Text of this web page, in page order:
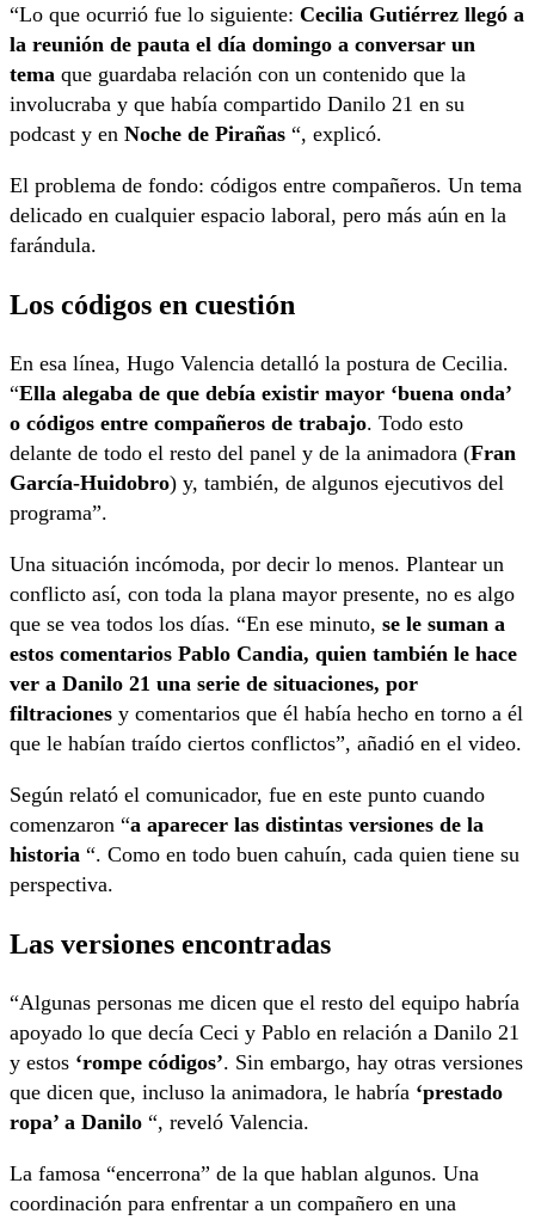
“Lo que ocurrió fue lo siguiente: Cecilia Gutiérrez llegó a
la reunión de pauta el día domingo a conversar un
tema que guardaba relación con un contenido que la
involucraba y que había compartido Danilo 21 en su
podcast y en Noche de Pirañas “, explicó.
El problema de fondo: códigos entre compañeros. Un tema
delicado en cualquier espacio laboral, pero más aún en la
farándula.
Los códigos en cuestión
En esa línea, Hugo Valencia detalló la postura de Cecilia.
“Ella alegaba de que debía existir mayor ‘buena onda’
o códigos entre compañeros de trabajo. Todo esto
delante de todo el resto del panel y de la animadora (Fran
García-Huidobro) y, también, de algunos ejecutivos del
programa”.
Una situación incómoda, por decir lo menos. Plantear un
conflicto así, con toda la plana mayor presente, no es algo
que se vea todos los días. “En ese minuto, se le suman a
estos comentarios Pablo Candia, quien también le hace
ver a Danilo 21 una serie de situaciones, por
filtraciones y comentarios que él había hecho en torno a él
que le habían traído ciertos conflictos”, añadió en el video.
Según relató el comunicador, fue en este punto cuando
comenzaron “a aparecer las distintas versiones de la
historia “. Como en todo buen cahuín, cada quien tiene su
perspectiva.
Las versiones encontradas
“Algunas personas me dicen que el resto del equipo habría
apoyado lo que decía Ceci y Pablo en relación a Danilo 21
y estos ‘rompe códigos’. Sin embargo, hay otras versiones
que dicen que, incluso la animadora, le habría ‘prestado
ropa’ a Danilo “, reveló Valencia.
La famosa “encerrona” de la que hablan algunos. Una
coordinación para enfrentar a un compañero en una